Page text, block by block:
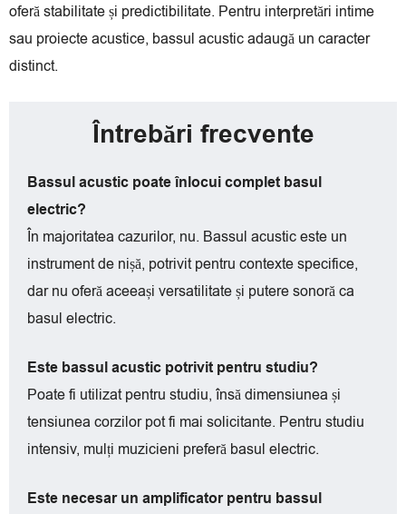
oferă stabilitate și predictibilitate. Pentru interpretări intime
sau proiecte acustice, bassul acustic adaugă un caracter
distinct.
Întrebări frecvente
Bassul acustic poate înlocui complet basul
electric?
În majoritatea cazurilor, nu. Bassul acustic este un
instrument de nișă, potrivit pentru contexte specifice,
dar nu oferă aceeași versatilitate și putere sonoră ca
basul electric.
Este bassul acustic potrivit pentru studiu?
Poate fi utilizat pentru studiu, însă dimensiunea și
tensiunea corzilor pot fi mai solicitante. Pentru studiu
intensiv, mulți muzicieni preferă basul electric.
Este necesar un amplificator pentru bassul